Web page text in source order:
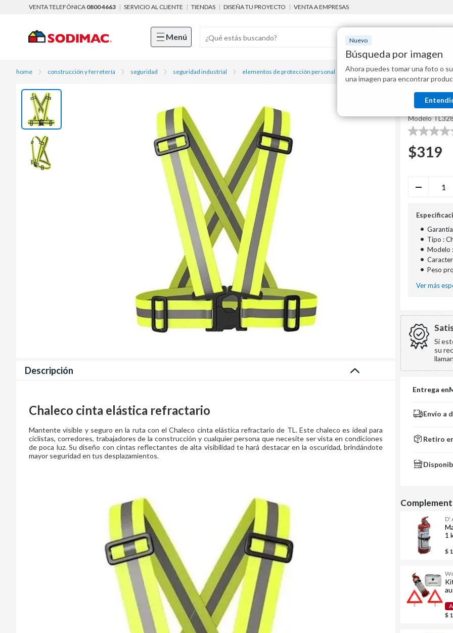
VENTA TELEFÓNICA 0800 4663 | SERVICIO AL CLIENTE | TIENDAS | DISEÑA TU PROYECTO | VENTA A EMPRESAS
Menú Nuevo
Búsqueda por imagen
Ahora puedes tomar una foto o
una imagen para encontrar
home construcción y ferretería seguridad seguridad industrial elementos de protección personal Chaleco cinta elástica refractario
Descripción
Chaleco cinta elástica refractario
Mantente visible y seguro en la ruta con el Chaleco cinta elástica refractario de TL. Este chaleco es ideal para
ciclistas, corredores, trabajadores de la construcción y cualquier persona que necesite ser vista en condiciones
de poca luz. Su diseño con cintas reflectantes de alta visibilidad te hará destacar en la oscuridad, brindándote
mayor seguridad en tus desplazamientos.
TL
Modelo
0.0
5
estrellas.
$319
•
• Tipo :
• Modelo
•
• Peso
Ver más
Si
su
Entrega en
Envío a
Retiro
D'
1
$
$